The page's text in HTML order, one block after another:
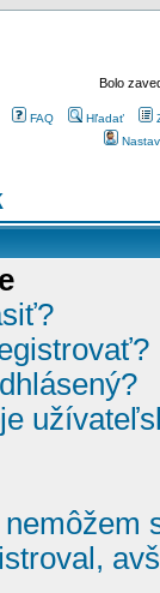
Bolo
FAQ Hľadať